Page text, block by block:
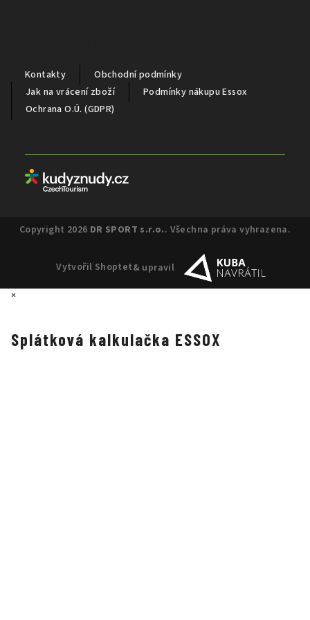
Kontakty
Obchodní podmínky
Jak na vrácení zboží
Podmínky nákupu Essox
Ochrana O.Ú. (GDPR)
Copyright 2026 DR SPORT s.r.o.. Všechna práva vyhrazena.
Vytvořil Shoptet& upravil
×
Splátková kalkulačka ESSOX